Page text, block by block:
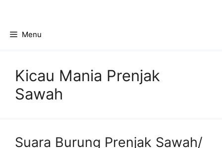
contentMenu
Kicau Mania Prenjak
Sawah
Suara Burung Prenjak Sawah/